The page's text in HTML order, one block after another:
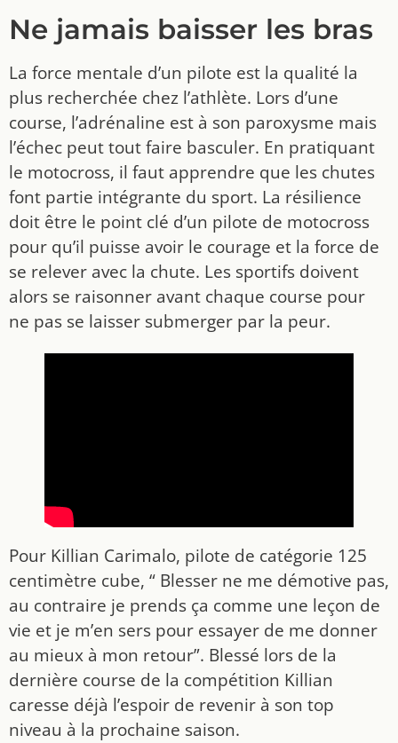
Ne jamais baisser les bras
La force mentale d’un pilote est la qualité la
plus recherchée chez l’athlète. Lors d’une
course, l’adrénaline est à son paroxysme mais
l’échec peut tout faire basculer. En pratiquant
le motocross, il faut apprendre que les chutes
font partie intégrante du sport. La résilience
doit être le point clé d’un pilote de motocross
pour qu’il puisse avoir le courage et la force de
se relever avec la chute. Les sportifs doivent
alors se raisonner avant chaque course pour
ne pas se laisser submerger par la peur.
Pour Killian Carimalo, pilote de catégorie 125
centimètre cube, “ Blesser ne me démotive pas,
au contraire je prends ça comme une leçon de
vie et je m’en sers pour essayer de me donner
au mieux à mon retour”. Blessé lors de la
dernière course de la compétition Killian
caresse déjà l’espoir de revenir à son top
niveau à la prochaine saison.